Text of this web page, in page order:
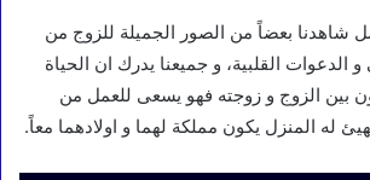
شاهدنا بعضاً من الصور الجميلة للزوج من
الدعوات القلبية، و جميعنا يدرك ان الحياة
بين الزوج و زوجته فهو يسعى للعمل من
له المنزل يكون مملكة لهما و اولادهما معاً.